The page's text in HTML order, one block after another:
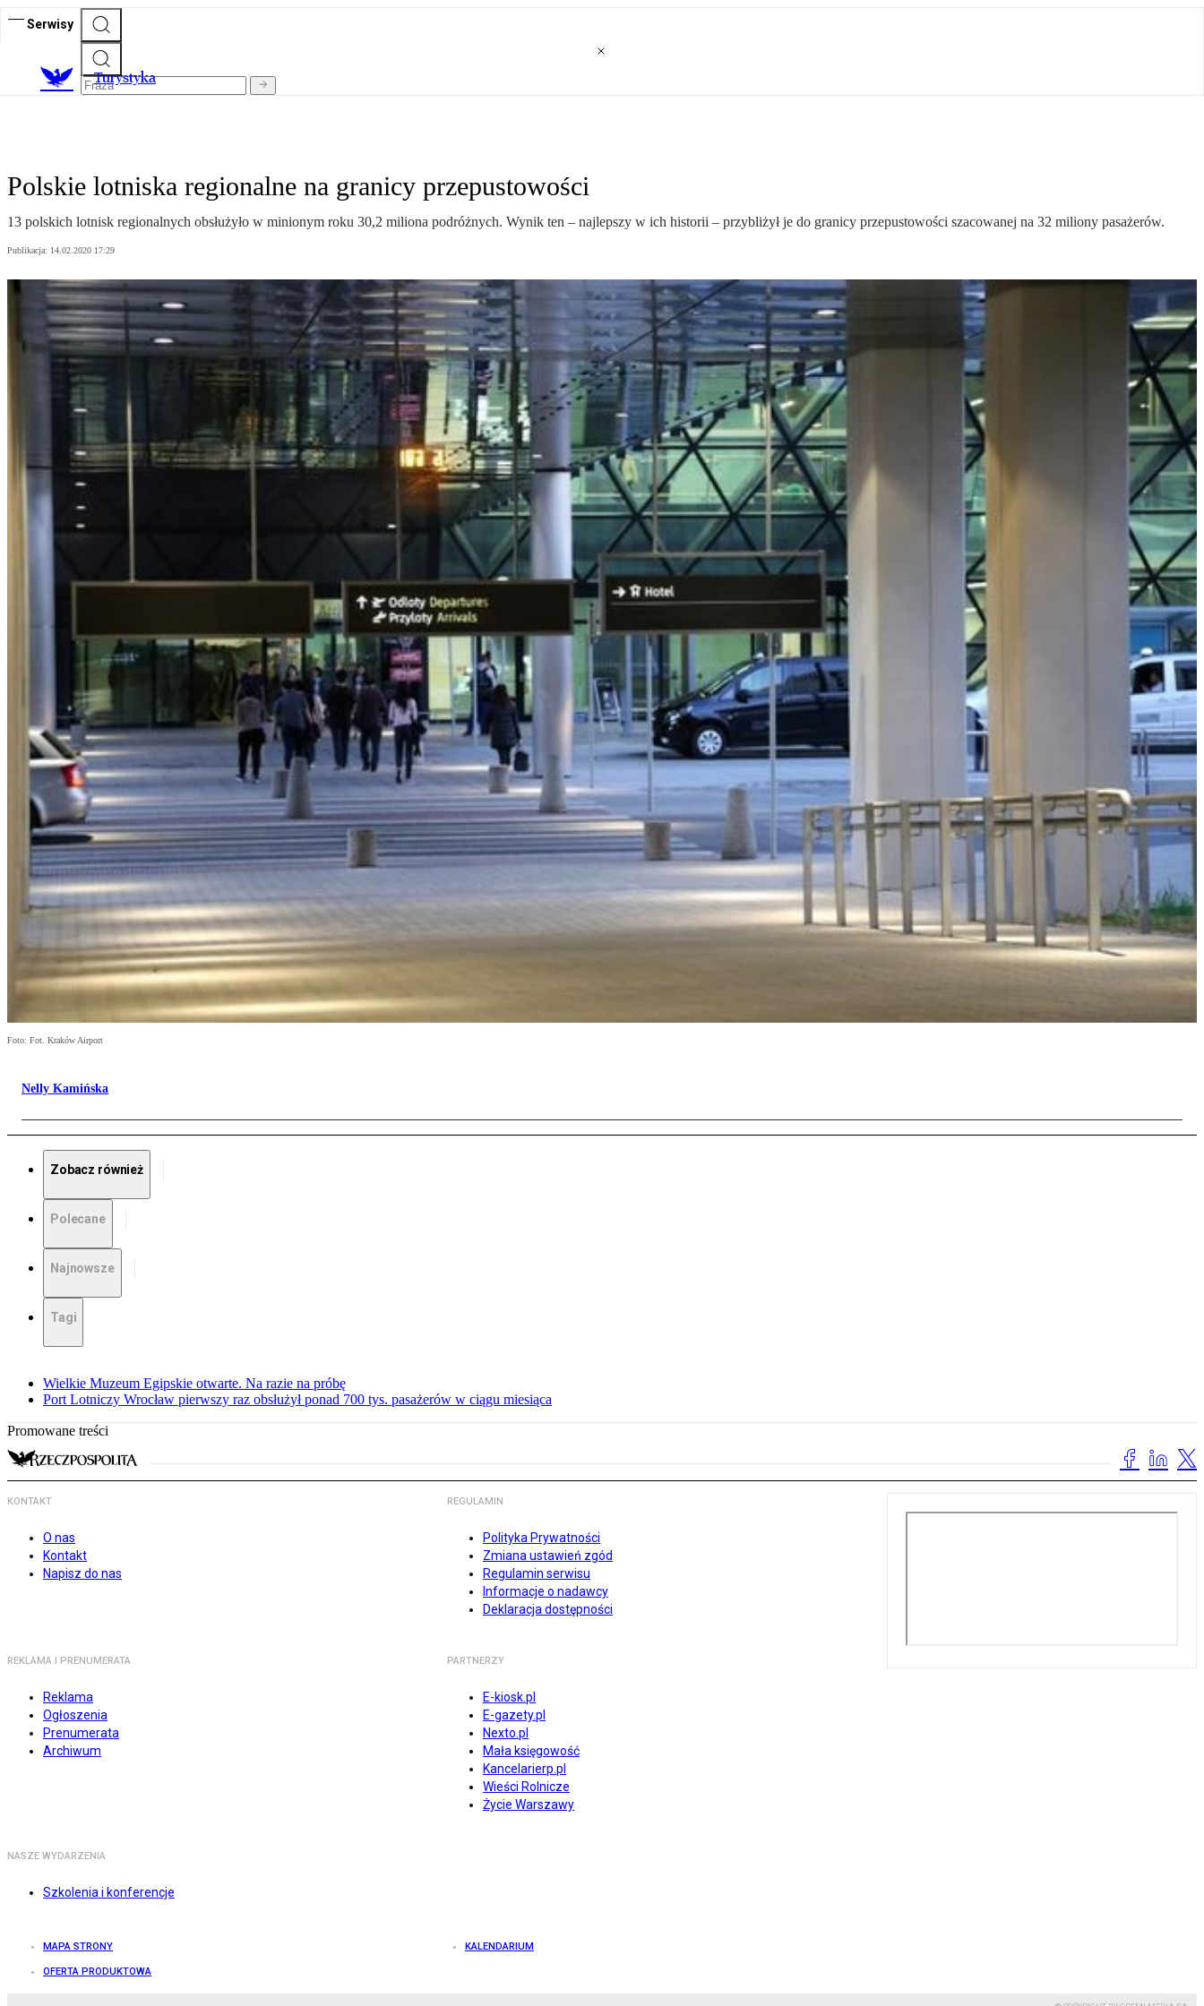
Serwisy
Turystyka
Polskie lotniska regionalne na granicy przepustowości
13 polskich lotnisk regionalnych obsłużyło w minionym roku 30,2 miliona podróżnych. Wynik ten – najlepszy w ich historii – przybliżył je do granicy przepustowości szacowanej na 32 miliony pasażerów.
Publikacja: 14.02.2020 17:29
Foto: Fot. Kraków Airport
Nelly Kamińska
Zobacz również
Polecane
Najnowsze
Tagi
Wielkie Muzeum Egipskie otwarte. Na razie na próbę
Port Lotniczy Wrocław pierwszy raz obsłużył ponad 700 tys. pasażerów w ciągu miesiąca
Promowane treści
KONTAKT
O nas
Kontakt
Napisz do nas
REGULAMIN
Polityka Prywatności
Zmiana ustawień zgód
Regulamin serwisu
Informacje o nadawcy
Deklaracja dostępności
REKLAMA I PRENUMERATA
Reklama
Ogłoszenia
Prenumerata
Archiwum
PARTNERZY
E-kiosk.pl
E-gazety.pl
Nexto.pl
Mała księgowość
Kancelarierp.pl
Wieści Rolnicze
Życie Warszawy
NASZE WYDARZENIA
Szkolenia i konferencje
MAPA STRONY KALENDARIUM
OFERTA PRODUKTOWA